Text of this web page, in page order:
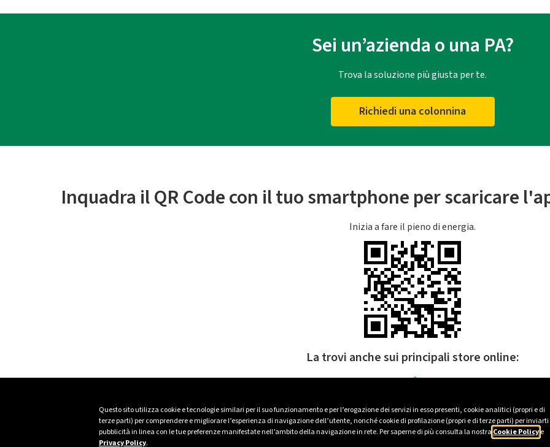
Questo sito utilizza cookie e tecnologie similari per il suo funzionamento e per l’erogazione dei servizi in esso presenti, cookie analitici (propri e di
terze parti) per comprendere e migliorare l’esperienza di navigazione dell’utente, nonché cookie di profilazione (propri e di terze parti) per inviarti
pubblicità in linea con le tue preferenze manifestate nell’ambito della navigazione in rete. Per saperne di più consulta la nostra Cookie Policye
Privacy Policy.
Sei un’azienda o una PA?
Trova la soluzione più giusta per te.
Richiedi una colonnina
Inquadra il QR Code con il tuo smartphone per scaricare
Inizia a fare il pieno di energia.
La trovi anche sui principali store online: